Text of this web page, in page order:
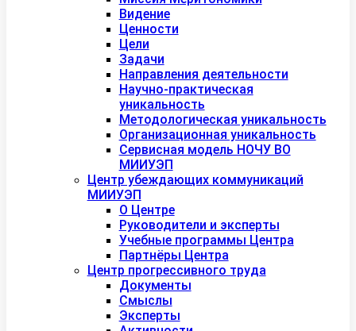
Видение
Ценности
Цели
Задачи
Направления деятельности
Научно-практическая
уникальность
Методологическая уникальность
Организационная уникальность
Сервисная модель НОЧУ ВО
МИИУЭП
Центр убеждающих коммуникаций
МИИУЭП
О Центре
Руководители и эксперты
Учебные программы Центра
Партнёры Центра
Центр прогрессивного труда
Документы
Смыслы
Эксперты